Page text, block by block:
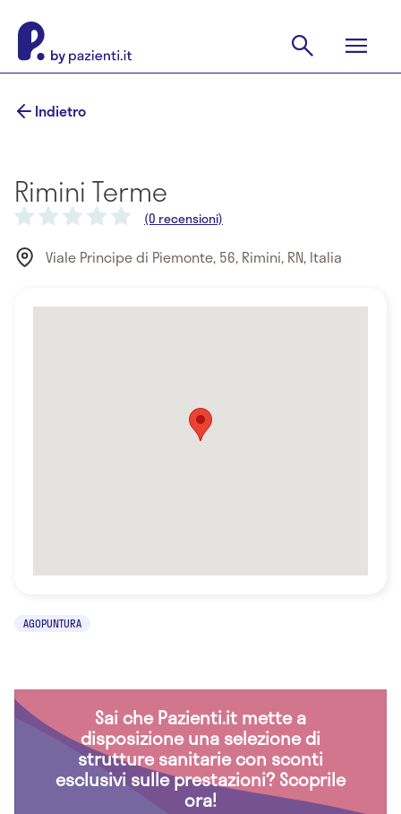
Indietro
Rimini Terme
(0 recensioni)
Viale Principe di Piemonte, 56, Rimini, RN, Italia
AGOPUNTURA
Sai che Pazienti.it mette a
disposizione una selezione di
strutture sanitarie con sconti
esclusivi sulle prestazioni? Scoprile
ora!